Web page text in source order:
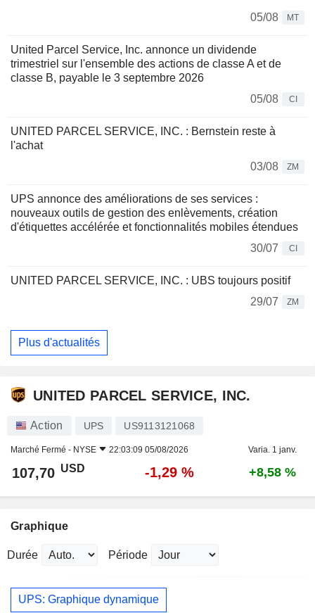
05/08
MT
United Parcel Service, Inc. annonce un dividende
trimestriel sur l'ensemble des actions de classe A et de
classe B, payable le 3 septembre 2026
05/08
CI
UNITED PARCEL SERVICE, INC. : Bernstein reste à
l'achat
03/08
ZM
UPS annonce des améliorations de ses services :
nouveaux outils de gestion des enlèvements, création
d'étiquettes accélérée et fonctionnalités mobiles étendues
30/07
CI
UNITED PARCEL SERVICE, INC. : UBS toujours positif
29/07
ZM
Plus d'actualités
UNITED PARCEL SERVICE, INC.
Action UPS US9113121068
Marché Fermé - NYSE 22:03:09 05/08/2026 Varia. 1 janv.
107,70 USD -1,29 % +8,58 %
Graphique
Durée Période
UPS: Graphique dynamique